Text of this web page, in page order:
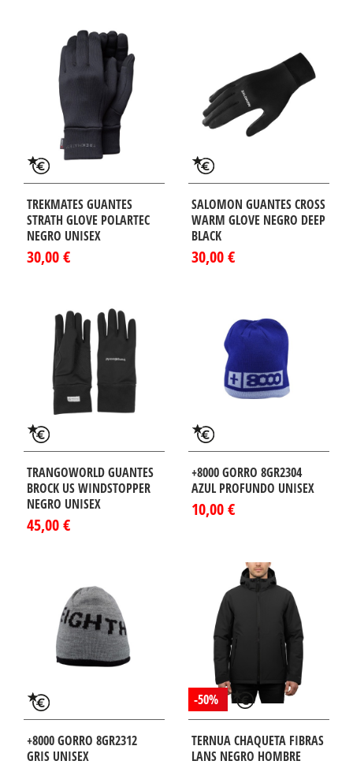
TREKMATES GUANTES
STRATH GLOVE POLARTEC
NEGRO UNISEX
30,00 €
SALOMON GUANTES CROSS
WARM GLOVE NEGRO DEEP
BLACK
30,00 €
TRANGOWORLD GUANTES
BROCK US WINDSTOPPER
NEGRO UNISEX
45,00 €
+8000 GORRO 8GR2304
AZUL PROFUNDO UNISEX
10,00 €
+8000 GORRO 8GR2312
GRIS UNISEX
-50%
TERNUA CHAQUETA FIBRAS
LANS NEGRO HOMBRE